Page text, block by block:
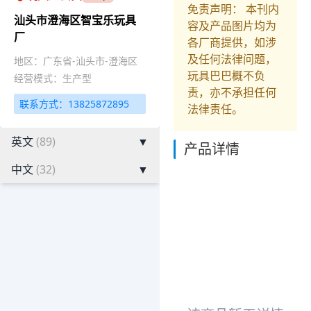
汕头市澄海区智宝乐玩具
厂
地区：广东省-汕头市-澄海区
经营模式：生产型
联系方式：13825872895
英文(89)
▼
中文(32) ▼
免责声明： 本刊内
容及产品图片均为
各厂商提供，如涉
及任何法律问题，
玩具巴巴概不负
责，亦不承担任何
法律责任。
产品详情